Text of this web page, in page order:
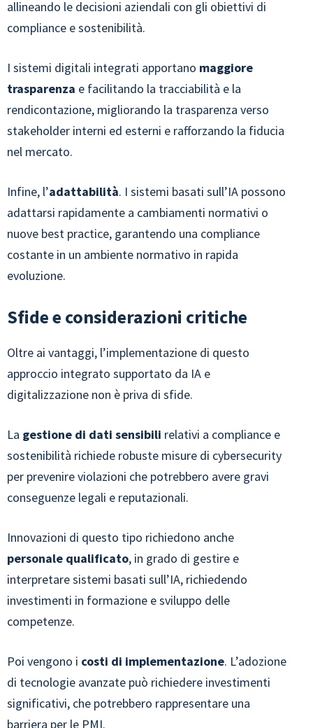
allineando le decisioni aziendali con gli obiettivi di
compliance e sostenibilità.
I sistemi digitali integrati apportano maggiore
trasparenza e facilitando la tracciabilità e la
rendicontazione, migliorando la trasparenza verso
stakeholder interni ed esterni e rafforzando la fiducia
nel mercato.
Infine, l’adattabilità. I sistemi basati sull’IA possono
adattarsi rapidamente a cambiamenti normativi o
nuove best practice, garantendo una compliance
costante in un ambiente normativo in rapida
evoluzione.
Sfide e considerazioni critiche
Oltre ai vantaggi, l’implementazione di questo
approccio integrato supportato da IA e
digitalizzazione non è priva di sfide.
La gestione di dati sensibili relativi a compliance e
sostenibilità richiede robuste misure di cybersecurity
per prevenire violazioni che potrebbero avere gravi
conseguenze legali e reputazionali.
Innovazioni di questo tipo richiedono anche
personale qualificato, in grado di gestire e
interpretare sistemi basati sull’IA, richiedendo
investimenti in formazione e sviluppo delle
competenze.
Poi vengono i costi di implementazione. L’adozione
di tecnologie avanzate può richiedere investimenti
significativi, che potrebbero rappresentare una
barriera per le PMI.